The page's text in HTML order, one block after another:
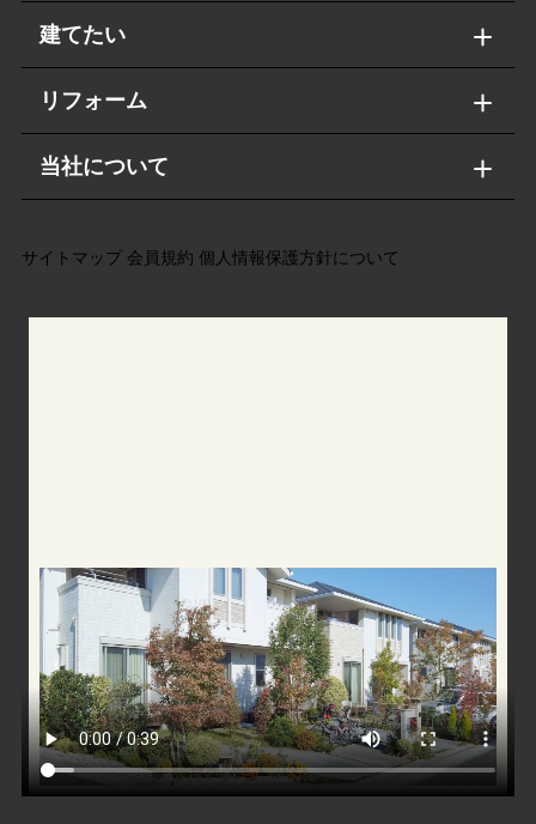
建てたい
リフォーム
当社について
サイトマップ 会員規約 個人情報保護方針について